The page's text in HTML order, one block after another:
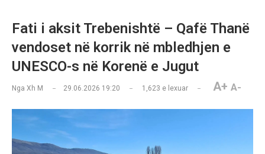
Fati i aksit Trebenishtë – Qafë Thanë
vendoset në korrik në mbledhjen e
UNESCO-s në Korenë e Jugut
Nga Xh M 29.06.2026 19:20 1,623 e lexuar A+ A-